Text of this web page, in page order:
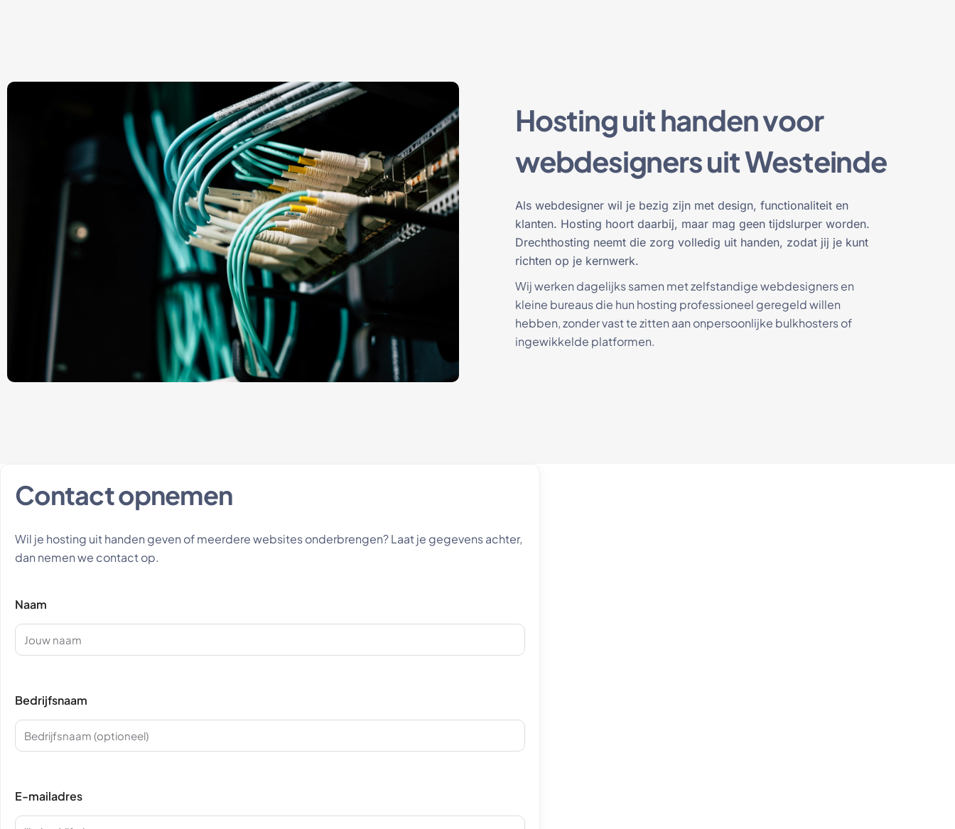
Hosting uit handen voor
webdesigners uit Westeinde
Als webdesigner wil je bezig zijn met design, functionaliteit en
klanten. Hosting hoort daarbij, maar mag geen tijdslurper worden.
Drechthosting neemt die zorg volledig uit handen, zodat jij je kunt
richten op je kernwerk.
Wij werken dagelijks samen met zelfstandige webdesigners en
kleine bureaus die hun hosting professioneel geregeld willen
hebben, zonder vast te zitten aan onpersoonlijke bulkhosters of
ingewikkelde platformen.
Contact opnemen
Wil je hosting uit handen geven of meerdere websites onderbrengen? Laat je gegevens achter,
dan nemen we contact op.
Naam
Bedrijfsnaam
E-mailadres